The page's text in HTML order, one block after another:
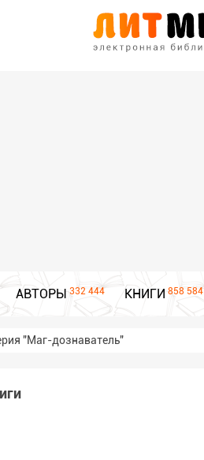
АВТОРЫ 332 444 КНИГИ 858 584
"Маг-дознаватель"